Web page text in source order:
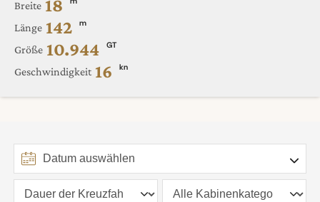
Breite 18
Länge 142 m
Größe 10.944 GT
Geschwindigkeit 16 kn